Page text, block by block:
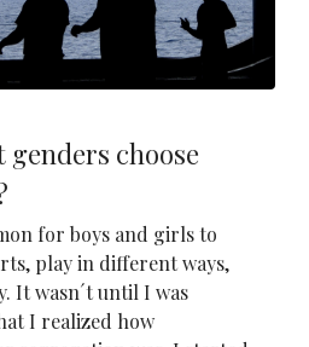
choose
for boys and girls to
play in different ways,
It wasn´t until I was
I realized how